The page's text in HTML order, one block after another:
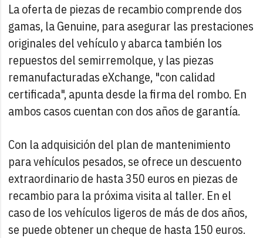
La oferta de piezas de recambio comprende dos
gamas, la Genuine, para asegurar las prestaciones
originales del vehículo y abarca también los
repuestos del semirremolque, y las piezas
remanufacturadas eXchange, "con calidad
certificada", apunta desde la firma del rombo. En
ambos casos cuentan con dos años de garantía.
Con la adquisición del plan de mantenimiento
para vehículos pesados, se ofrece un descuento
extraordinario de hasta 350 euros en piezas de
recambio para la próxima visita al taller. En el
caso de los vehículos ligeros de más de dos años,
se puede obtener un cheque de hasta 150 euros.